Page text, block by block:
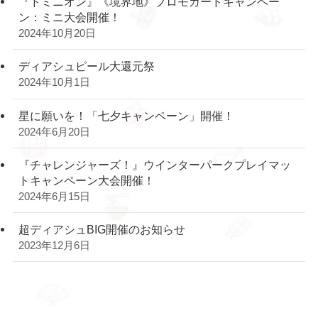
ン：ミニ大会開催！
2024年10月20日
ディアシュピール大還元祭
2024年10月1日
星に願いを！「七夕キャンペーン」開催！
2024年6月20日
『チャレンジャーズ！』ウインターパークプレイマッ
トキャンペーン大会開催！
2024年6月15日
超ディアシュBIG開催のお知らせ
2023年12月6日